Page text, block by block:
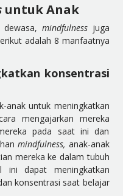
untuk Anak
mindfulnessjuga
adalah 8 manfaatnya
konsentrasi
anak untuk meningkatkan
mengajarkan mereka
pada saat ini dan
mindfulness, anak-anak
mereka ke dalam tubuh
ini dapat meningkatkan
konsentrasi saat belajar